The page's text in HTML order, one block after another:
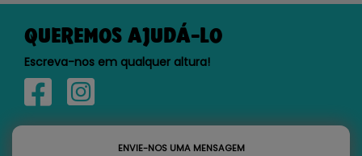
QUEREMOS AJUDÁ-LO
Escreva-nos em qualquer altura!
ENVIE-NOS UMA MENSAGEM